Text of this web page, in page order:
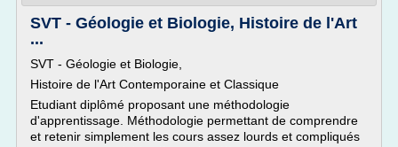
SVT - Géologie et Biologie, Histoire de l'Art
...
SVT - Géologie et Biologie,
Histoire de l'Art Contemporaine et Classique
Etudiant diplômé proposant une méthodologie
d'apprentissage. Méthodologie permettant de comprendre
et retenir simplement les cours assez lourds et compliqués